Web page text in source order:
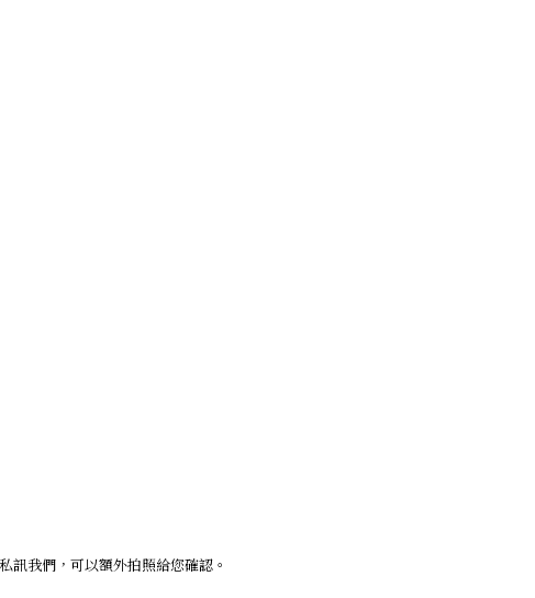
訊我們，可以額外拍照給您確認。